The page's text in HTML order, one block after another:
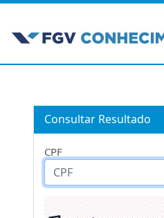
Consultar Resultado
CPF